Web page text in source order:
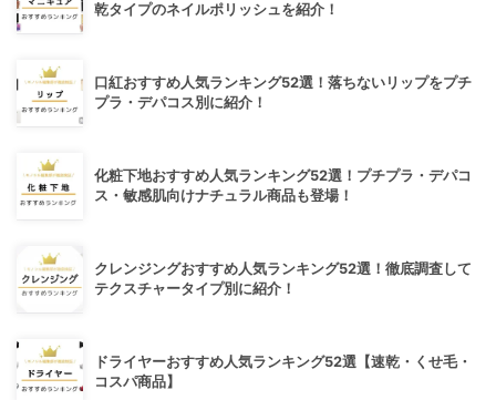
乾タイプのネイルポリッシュを紹介！
口紅おすすめ人気ランキング52選！落ちないリップをプチ
プラ・デパコス別に紹介！
化粧下地おすすめ人気ランキング52選！プチプラ・デパコ
ス・敏感肌向けナチュラル商品も登場！
クレンジングおすすめ人気ランキング52選！徹底調査して
テクスチャータイプ別に紹介！
ドライヤーおすすめ人気ランキング52選【速乾・くせ毛・
コスパ商品】